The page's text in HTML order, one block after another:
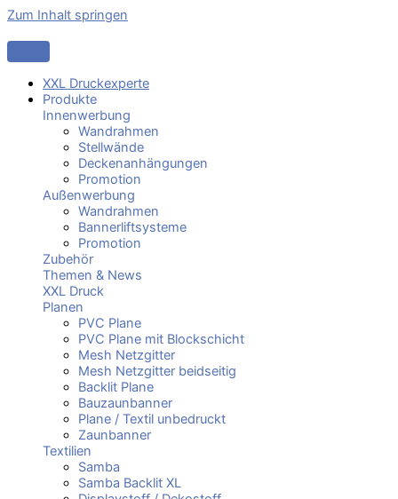
Zum Inhalt springen
XXL Druckexperte
Produkte
Innenwerbung
Wandrahmen
Stellwände
Deckenanhängungen
Promotion
Außenwerbung
Wandrahmen
Bannerliftsysteme
Promotion
Zubehör
Themen & News
XXL Druck
Planen
PVC Plane
PVC Plane mit Blockschicht
Mesh Netzgitter
Mesh Netzgitter beidseitig
Backlit Plane
Bauzaunbanner
Plane / Textil unbedruckt
Zaunbanner
Textilien
Samba
Samba Backlit XL